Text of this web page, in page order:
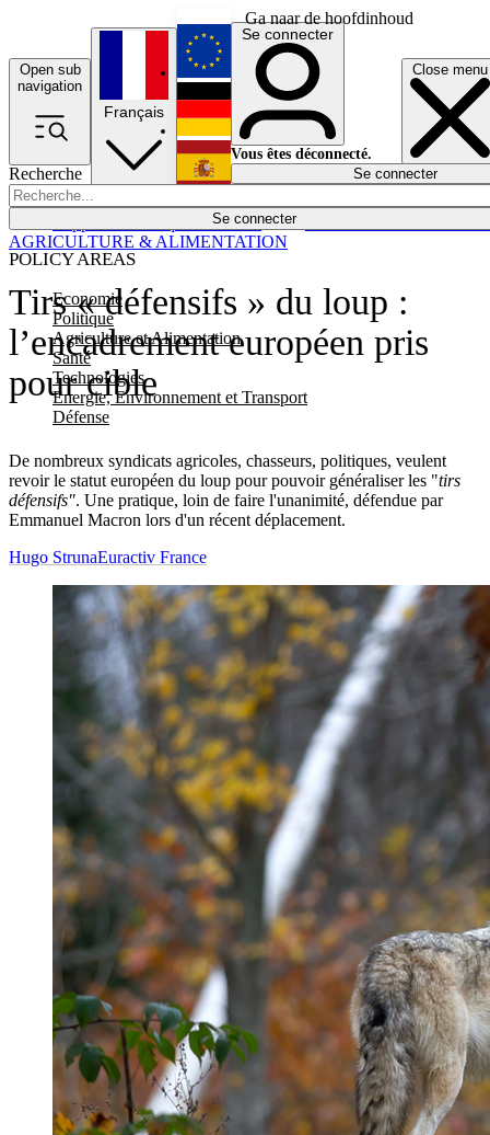
Ga naar de hoofdinhoud
Open sub
navigation
Close menu
Recherche
Se connecter
POLICY AREAS
Economie
Politique
Agriculture et Alimentation
Santé
Technologies
Energie, Environnement et Transport
Défense
Économie
Français
English
Deutsch
Español
Se connecter
Vous êtes déconnecté.
Se connecter
Tirs « défensifs » du loup :
l’encadrement européen pris
pour cible
De nombreux syndicats agricoles, chasseurs, politiques, veulent
revoir le statut européen du loup pour pouvoir généraliser les "tirs
défensifs". Une pratique, loin de faire l'unanimité, défendue par
Emmanuel Macron lors d'un récent déplacement.
AGRICULTURE & ALIMENTATION
Hugo StrunaEuractiv France